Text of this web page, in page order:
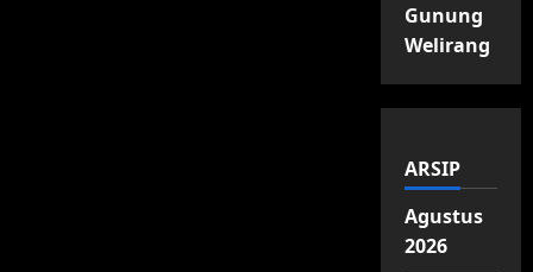
Gunung
Welirang
ARSIP
Agustus
2026